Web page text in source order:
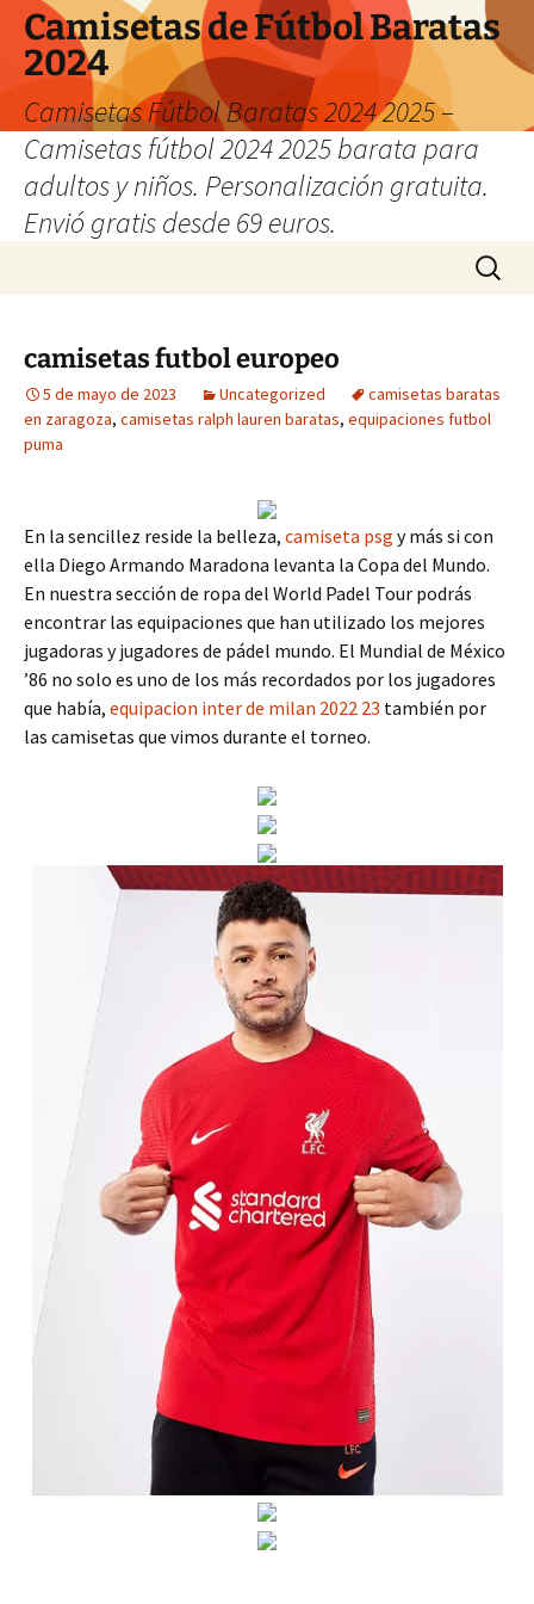
Camisetas de Fútbol Baratas
2024
Camisetas Fútbol Baratas 2024 2025 –
Camisetas fútbol 2024 2025 barata para
adultos y niños. Personalización gratuita.
Envió gratis desde 69 euros.
Buscar:
camisetas futbol europeo
5 de mayo de 2023 Uncategorized
camisetas baratas
en zaragoza, camisetas ralph lauren baratas, equipaciones futbol
puma
En la sencillez reside la belleza, camiseta psg y más si con
ella Diego Armando Maradona levanta la Copa del Mundo.
En nuestra sección de ropa del World Padel Tour podrás
encontrar las equipaciones que han utilizado los mejores
jugadoras y jugadores de pádel mundo. El Mundial de México
’86 no solo es uno de los más recordados por los jugadores
que había, equipacion inter de milan 2022 23 también por
las camisetas que vimos durante el torneo.